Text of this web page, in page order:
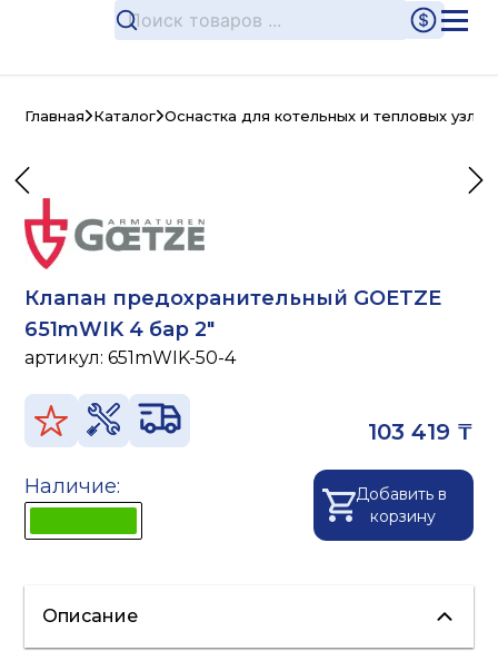
Главная Каталог Оснастка для котельных и тепловых узлов
Клапан предохранительный GOETZE
651mWIK 4 бар 2"
артикул:651mWIK-50-4
103 419 ₸
Наличие:
Добавить в
корзину
Описание